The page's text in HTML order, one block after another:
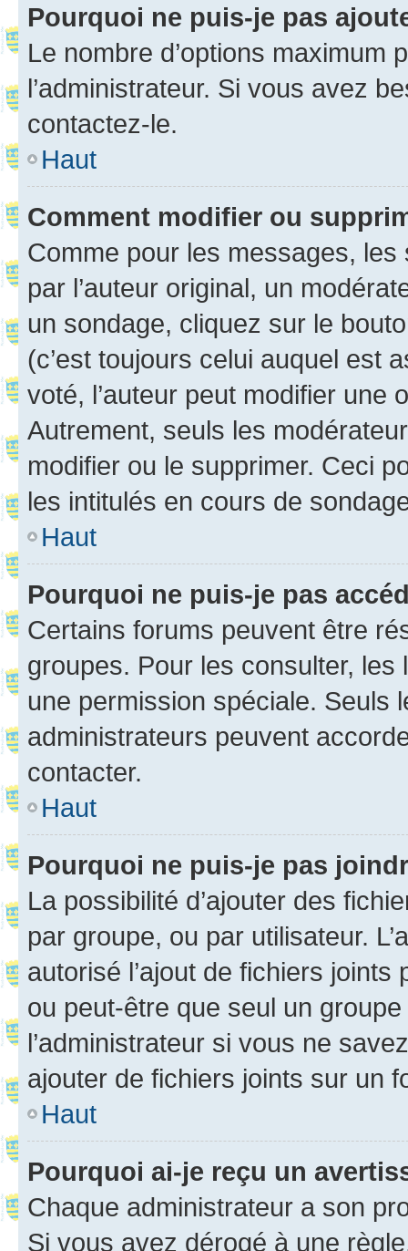
Pourquoi ne puis-je pas
Le nombre d’options maximum
l’administrateur. Si vous avez
contactez-le.
Haut
Comment modifier ou
Comme pour les messages,
par l’auteur original, un
un sondage, cliquez sur le
(c’est toujours celui auquel est
voté, l’auteur peut modifier une
Autrement, seuls les
modifier ou le supprimer. Ceci
les intitulés en cours de
Haut
Pourquoi ne puis-je pas
Certains forums peuvent être
groupes. Pour les consulter,
une permission spéciale. Seuls
administrateurs peuvent
contacter.
Haut
Pourquoi ne puis-je pas
La possibilité d’ajouter des
par groupe, ou par utilisateur.
autorisé l’ajout de fichiers
ou peut-être que seul un
l’administrateur si vous ne
ajouter de fichiers joints sur un
Haut
Pourquoi ai-je reçu un
Chaque administrateur a son
Si vous avez dérogé à une